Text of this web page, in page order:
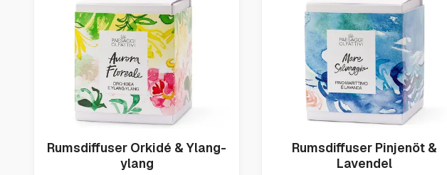
Rumsdiffuser Orkidé & Ylang-
ylang
Rumsdiffuser Pinjenöt &
Lavendel